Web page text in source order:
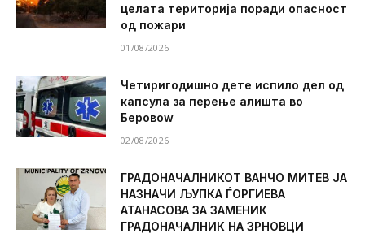
целата територија поради опасност
од пожари
01/08/2026
Четиригодишно дете испило дел од
капсула за перење алишта во
Беровоw
02/08/2026
ГРАДОНАЧАЛНИКОТ ВАНЧО МИТЕВ ЈА
НАЗНАЧИ ЉУПКА ЃОРГИЕВА
АТАНАСОВА ЗА ЗАМЕНИК
ГРАДОНАЧАЛНИК НА ЗРНОВЦИ